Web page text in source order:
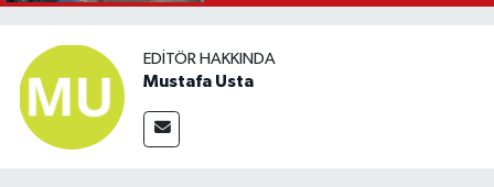
EDITÖR HAKKINDA
Mustafa Usta